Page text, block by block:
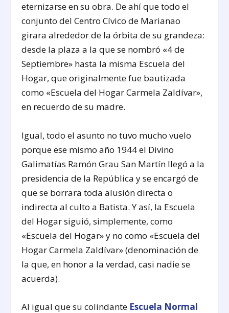
eternizarse en su obra. De ahí que todo el
conjunto del Centro Cívico de Marianao
girara alrededor de la órbita de su grandeza:
desde la plaza a la que se nombró «4 de
Septiembre» hasta la misma Escuela del
Hogar, que originalmente fue bautizada
como «Escuela del Hogar Carmela Zaldívar»,
en recuerdo de su madre.
Igual, todo el asunto no tuvo mucho vuelo
porque ese mismo año 1944 el Divino
Galimatías Ramón Grau San Martín llegó a la
presidencia de la República y se encargó de
que se borrara toda alusión directa o
indirecta al culto a Batista. Y así, la Escuela
del Hogar siguió, simplemente, como
«Escuela del Hogar» y no como «Escuela del
Hogar Carmela Zaldívar» (denominación de
la que, en honor a la verdad, casi nadie se
acuerda).
Al igual que su colindante Escuela Normal